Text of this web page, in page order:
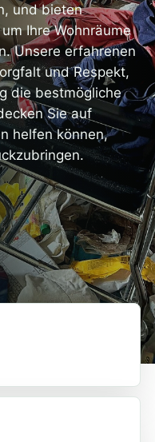
und bieten
Ihre Wohnräume
Unsere erfahrenen
und Respekt,
die bestmögliche
Sie auf
helfen können,